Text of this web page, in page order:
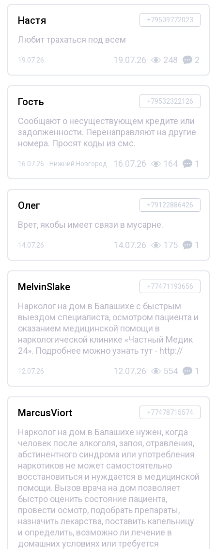
+79509772023
Настя
Любит трахаться под всем
19.07.26 19.07.26 248 2
+79532322126
Гость
Сообщают о несуществующем кредите или
задолженности. Перенаправляют на другие
номера. Просят коды из смс.
16.07.26 - Нижний Новгород 16.07.26 164 1
+79122886426
Олег
Врет, якобы имеет связи в мусарне.
14.07.26 14.07.26 175 1
+77471193656
MelvinSlake
Нарколог на дом в Балашихе с быстрым
выездом специалиста, осмотром пациента и
оказанием медицинской помощи в
наркологической клинике «Частный Медик
24». Подробнее можно узнать тут - http://
12.07.26 12.07.26 554 1
+77478715574
MarcusViort
Нарколог на дом в Балашихе нужен, когда
человек после алкоголя, запоя, отравления,
абстинентного синдрома или употребления
наркотиков не может самостоятельно
восстановиться и нуждается в медицинской
помощи. Вызов врача на дом позволяет
быстро оценить состояние пациента,
провести осмотр, подобрать препараты,
назначить лекарства, поставить капельницу
и определить, возможно ли лечение в
домашних условиях или требуется